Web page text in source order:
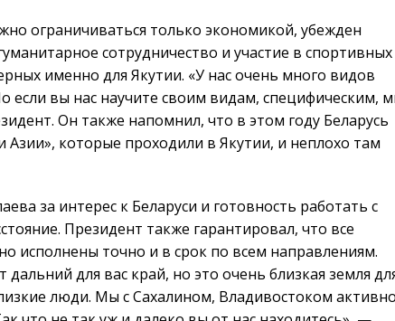
ограничиваться только экономикой, убежден
сотрудничество и участие в спортивных
именно для Якутии. «У нас очень много видов
если вы нас научите своим видам, специфическим,
Он также напомнил, что в этом году Беларусь
которые проходили в Якутии, и неплохо там
за интерес к Беларуси и готовность работать с
Президент также гарантировал, что все
исполнены точно и в срок по всем направлениям.
для вас край, но это очень близкая земля
люди. Мы с Сахалином, Владивостоком